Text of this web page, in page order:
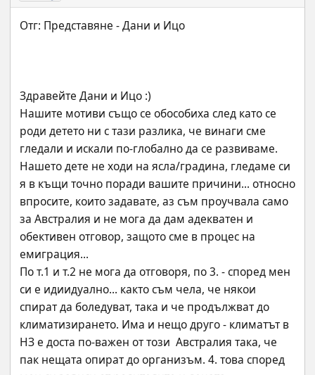
Здравейте Дани и Ицо :)
Нашите мотиви също се обособиха след като се
роди детето ни с тази разлика, че винаги сме
гледали и искали по-глобално да се развиваме.
Нашето дете не ходи на ясла/градина, гледаме си
я в къщи точно поради вашите причини... относно
впросите, които задавате, аз съм проучвала само
за Австралия и не мога да дам адекватен и
обективен отговор, защото сме в процес на
емиграция...
По т.1 и т.2 не мога да отговоря, по 3. - според мен
си е идиидуално... както съм чела, че някои
спират да боледуват, така и че продължват до
климатизирането. Има и нещо друго - климатът в
НЗ е доста по-важен от този  Австралия така, че
пак нещата опират до организъм. 4. това според